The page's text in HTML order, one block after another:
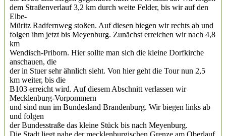
dem Straßenverlauf 3,2 km durch weite Felder, bis wir auf den
Elbe-
Müritz Radfernweg stoßen. Auf diesen biegen wir rechts ab und
folgen ihm jetzt bis Meyenburg. Zunächst erreichen wir nach 4,8
km
Wendisch-Priborn. Hier sollte man sich die kleine Dorfkirche
anschauen, die
der in Stuer sehr ähnlich sieht. Von hier geht die Tour nun 2,5
km weiter, bis die
B103 erreicht wird. Auf diesem Abschnitt verlassen wir
Mecklenburg-Vorpommern
und sind nun im Bundesland Brandenburg. Wir biegen links ab
und folgen
der Bundesstraße das kleine Stück bis nach Meyenburg.
Die Stadt liegt nahe der mecklenburgischen Grenze am Oberlauf